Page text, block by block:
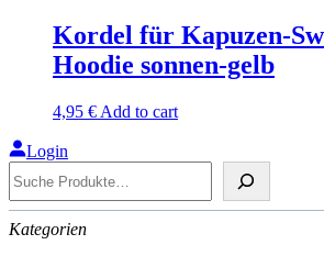
the
multiple
Kordel für Kapuzen-
Hoodie sonnen-gelb
4,95 € Add to cart
Login
Kategorien